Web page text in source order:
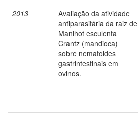
2013
Avaliação da atividade
antiparasitária da raiz de
Manihot esculenta
Crantz (mandioca)
sobre nematoides
gastrintestinais em
ovinos.